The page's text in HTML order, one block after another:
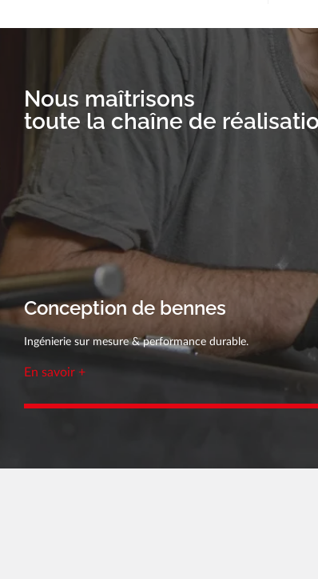
Nous maîtrisons
toute la chaîne de
Conception de bennes
Ingénierie sur mesure & performance durable.
En savoir +